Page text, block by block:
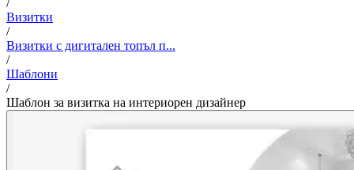
Визитки
/
Визитки с дигитален топъл п...
/
Шаблони
/
Шаблон за визитка на интериорен дизайнер